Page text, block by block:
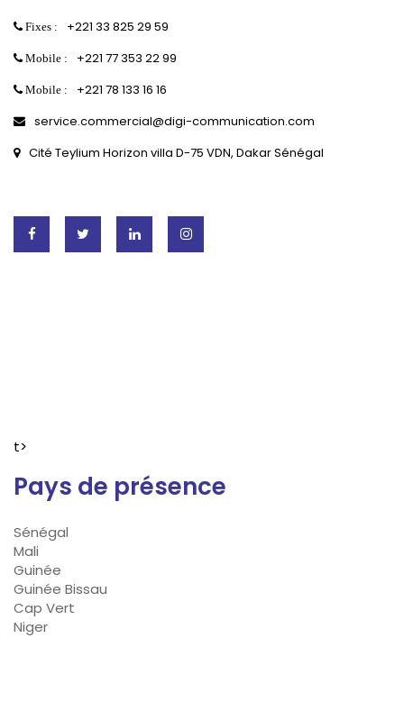
Fixes : +221 33 825 29 59
Mobile : +221 77 353 22 99
Mobile :
+221 78 133 16 16
service.commercial@digi-communication.com
Cité Teylium Horizon villa D-75 VDN, Dakar Sénégal
t>
Pays de présence
Sénégal
Mali
Guinée
Guinée Bissau
Cap Vert
Niger